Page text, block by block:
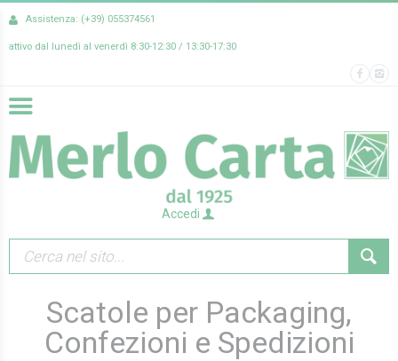
Assistenza: (+39) 055374561
attivo dal lunedì al venerdì 8:30-12:30 / 13:30-17:30
Accedi
Scatole per Packaging,
Confezioni e Spedizioni